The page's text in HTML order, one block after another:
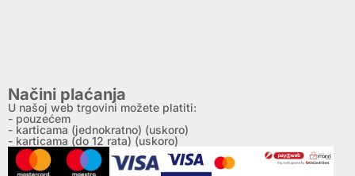
Načini plaćanja
U našoj web trgovini možete platiti:
- pouzećem
- karticama (jednokratno) (uskoro)
- karticama (do 12 rata) (uskoro)